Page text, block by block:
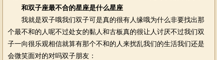
和双子座最不合的星座是什么星座
我就是双子哦我们双子可是真的很有人缘哦为什么非要找出那
个最不和的人呢不过处女的黏人和古板真的很让人讨厌不过我们双
子一向很乐观相信就算有那个不和的人来扰乱我们的生活我们还是
会微笑面对的对吗双子朋友：